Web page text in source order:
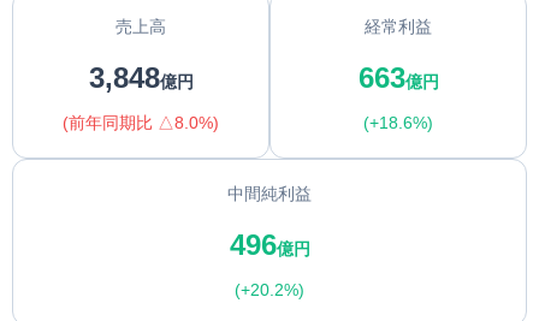
売上高
3,848億円
(前年同期比 △8.0%)
経常利益
663億円
(+18.6%)
中間純利益
496億円
(+20.2%)